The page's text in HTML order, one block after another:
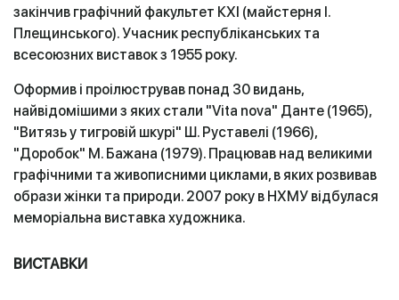
закінчив графічний факультет КХІ (майстерня І.
Плещинського). Учасник республіканських та
всесоюзних виставок з 1955 року.
Оформив і проілюстрував понад 30 видань,
найвідомішими з яких стали "Vita nova" Данте (1965),
"Витязь у тигровій шкурі" Ш. Руставелі (1966),
"Доробок" М. Бажана (1979). Працював над великими
графічними та живописними циклами, в яких розвивав
образи жінки та природи. 2007 року в НХМУ відбулася
меморіальна виставка художника.
ВИСТАВКИ